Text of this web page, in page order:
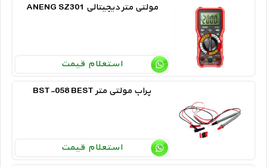
ANENG SZ301 مولتی متر دیجیتالی
استعلام قیمت
BST-058 BEST پراب مولتی متر
استعلام قیمت